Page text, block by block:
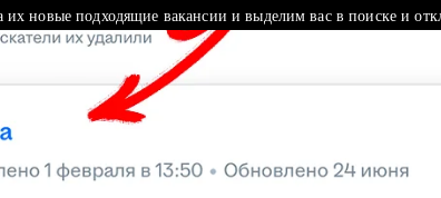
их новые подходящие вакансии и выделим вас в поиске и